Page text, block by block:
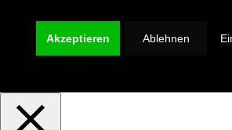
Akzeptieren Ablehnen